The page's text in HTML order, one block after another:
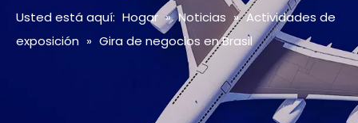
Usted está aquí: Hogar » Noticias » Actividades de
exposición » Gira de negocios en Brasil